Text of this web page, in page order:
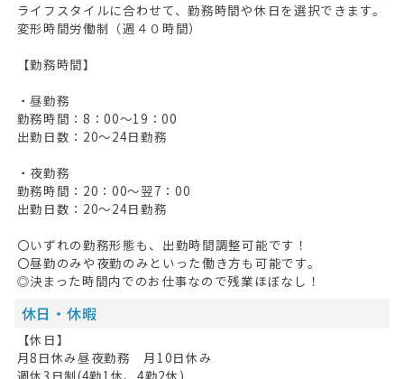
HOME
ライフスタイルに合わせて、勤務時間や休日を選択できます。
変形時間労働制（週４０時間）
【勤務時間】
・昼勤務
勤務時間：8：00～19：00
出勤日数：20～24日勤務
・夜勤務
勤務時間：20：00～翌7：00
出勤日数：20～24日勤務
〇いずれの勤務形態も、出勤時間調整可能です！
〇昼勤のみや夜勤のみといった働き方も可能です。
◎決まった時間内でのお仕事なので残業ほぼなし！
休日・休暇
【休日】
月8日休み昼夜勤務 月10日休み